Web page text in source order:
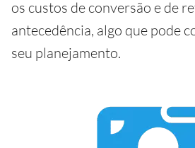
os custos de conversão e de
antecedência, algo que pode
seu planejamento.